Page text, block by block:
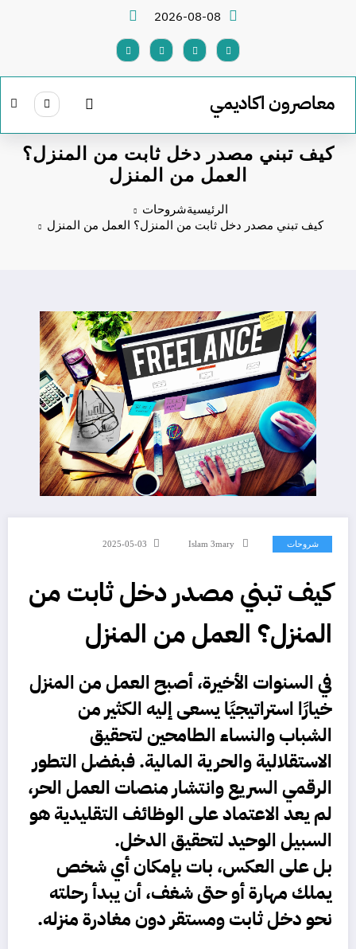
2026-08-08
معاصرون اكاديمي
كيف تبني مصدر دخل ثابت من المنزل؟
العمل من المنزل
الرئيسيةشروحات
كيف تبني مصدر دخل ثابت من المنزل؟ العمل من المنزل
شروحات Islam 3mary
2025-05-03
كيف تبني مصدر دخل ثابت من
المنزل؟ العمل من المنزل
في السنوات الأخيرة، أصبحالعمل من المنزل
خيارًا استراتيجيًا يسعى إليه الكثير من
الشباب والنساء الطامحين لتحقيق
الاستقلالية والحرية المالية. فبفضل التطور
الرقمي السريع وانتشار منصات العمل الحر،
لم يعد الاعتماد على الوظائف التقليدية هو
السبيل الوحيد لتحقيق الدخل.
بل على العكس، بات بإمكان أي شخص
يملك مهارة أو حتى شغف، أن يبدأ رحلته
نحو دخل ثابت ومستقر دون مغادرة منزله.